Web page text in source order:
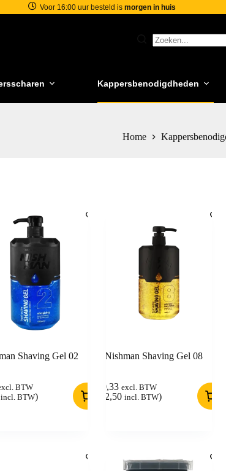
Voor 16:00 uur besteld ismorgen in huis
Kappersbenodigdheden
Home
Shaving Gel 02
BTW
incl. BTW)
Nishman Shaving Gel 08
10,33 excl. BTW
12,50 incl. BTW)